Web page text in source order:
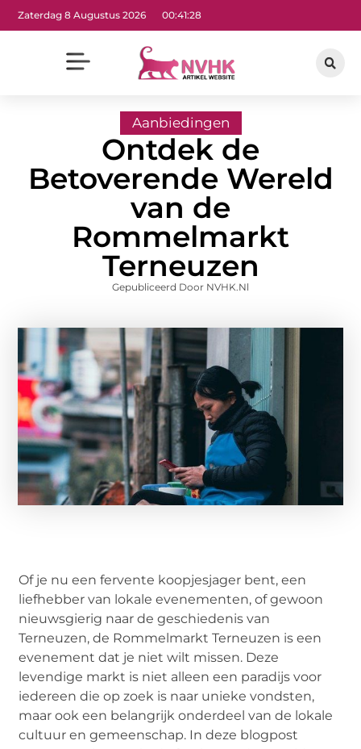
Zaterdag 8 Augustus 2026 00:41:30
Aanbiedingen
Ontdek de
Betoverende Wereld
van de
Rommelmarkt
Terneuzen
Gepubliceerd Door NVHK.nl
Of je nu een fervente koopjesjager bent, een
liefhebber van lokale evenementen, of gewoon
nieuwsgierig naar de geschiedenis van
Terneuzen, de Rommelmarkt Terneuzen is een
evenement dat je niet wilt missen. Deze
levendige markt is niet alleen een paradijs voor
iedereen die op zoek is naar unieke vondsten,
maar ook een belangrijk onderdeel van de lokale
cultuur en gemeenschap. In deze blogpost